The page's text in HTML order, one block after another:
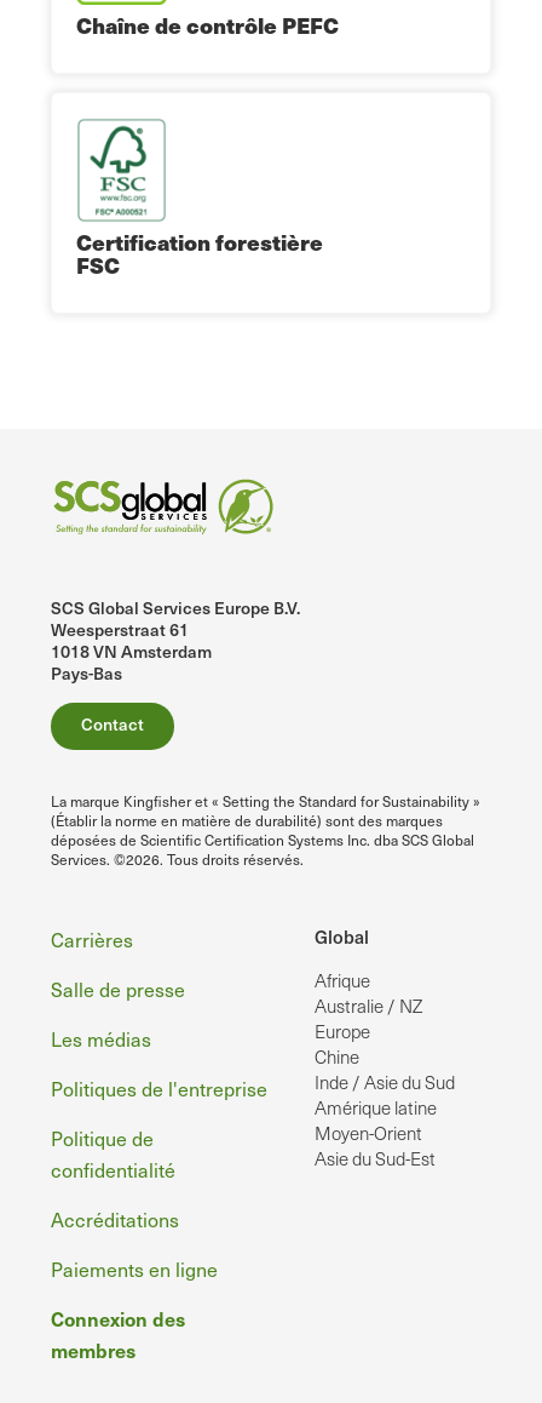
Chaîne de contrôle PEFC
Certification forestière
FSC
SCS Global Services Europe B.V.
Weesperstraat 61
1018 VN Amsterdam
Pays-Bas
Contact
La marque Kingfisher et « Setting the Standard for Sustainability »
(Établir la norme en matière de durabilité) sont des marques
déposées de Scientific Certification Systems Inc. dba SCS Global
Services. ©2026. Tous droits réservés.
Global
Afrique
Australie / NZ
Europe
Chine
Inde / Asie du Sud
Amérique latine
Moyen-Orient
Asie du Sud-Est
Pied
de
page
Carrières
Salle de presse
Les médias
Politiques de l'entreprise
Politique de
confidentialité
Accréditations
Paiements en ligne
Connexion des
membres